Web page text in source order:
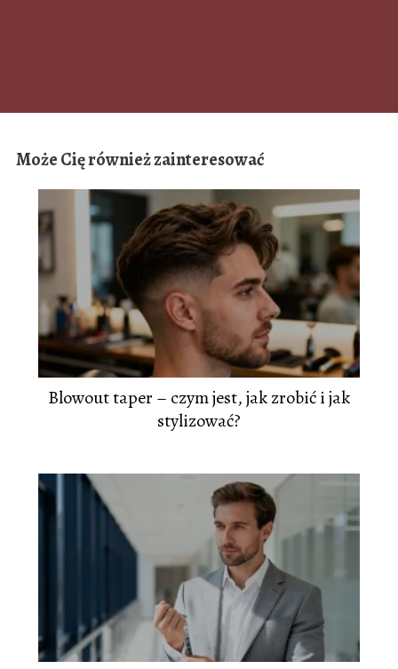
Może Cię również zainteresować
Blowout taper – czym jest, jak zrobić i jak
stylizować?